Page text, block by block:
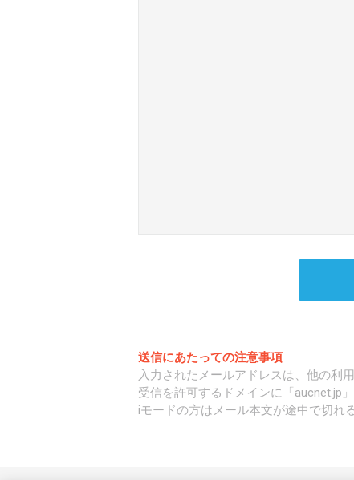
送信にあたっての注意事項
入力されたメールアドレスは、他の利
受信を許可するドメインに「aucnet.jp
iモードの方はメール本文が途中で切れ